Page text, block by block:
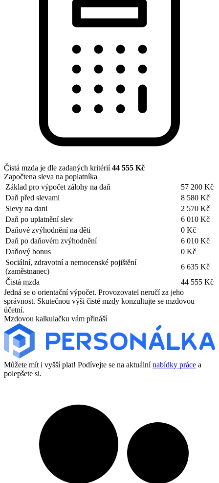
Čistá mzda je dle zadaných kritérií44 555 Kč
Započtena sleva na poplatníka
Základ pro výpočet zálohy na daň
57 200 Kč
Daň před slevami
8 580 Kč
Slevy na dani
2 570 Kč
Daň po uplatnění slev
6 010 Kč
Daňové zvýhodnění na děti
0 Kč
Daň po daňovém zvýhodnění
6 010 Kč
Daňový bonus
0 Kč
Sociální, zdravotní a nemocenské pojištění
(zaměstnanec)
6 635 Kč
Čistá mzda
44 555 Kč
Jedná se o orientační výpočet. Provozovatel neručí za jeho
správnost. Skutečnou výši čisté mzdy konzultujte se mzdovou
účetní.
Mzdovou kalkulačku vám přináší
Můžete mít i vyšší plat! Podívejte se na aktuálnínabídky práce a
polepšete si.